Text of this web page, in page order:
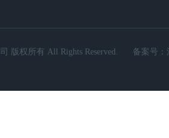
版权所有 All Rights Reserved. 备案号：